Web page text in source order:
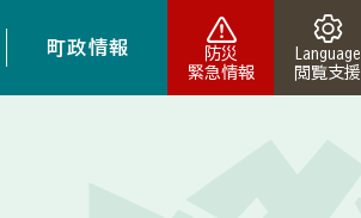
町政情報
防災
緊急情報
Language
閲覧支援